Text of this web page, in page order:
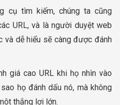
cụ tìm kiếm, chúng ta cũng
URL, và là người duyệt web
dễ hiểu sẽ càng được đánh
giá cao URL khi họ nhìn vào
họ đánh dấu nó, mà không
thắng lợi lớn.